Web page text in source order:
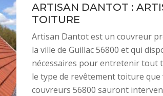
ARTISAN DANTOT :
TOITURE
Artisan Dantot est un couvreur
la ville de Guillac 56800 et qui
nécessaires pour entretenir tout
le type de revêtement toiture que
couvreurs 56800 sauront